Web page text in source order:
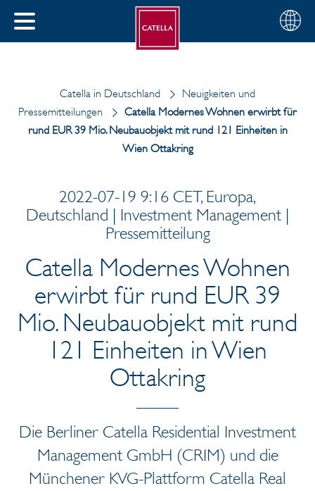
SCHLIESSEN
Wählen
Sie
Deutsch
Catella in Deutschland
Neuigkeiten und
Pressemitteilungen
Catella Modernes Wohnen erwirbt für
rund EUR 39 Mio. Neubauobjekt mit rund 121 Einheiten in
Wien Ottakring
2022-07-19 9:16 CET, Europa,
Deutschland | Investment Management |
Pressemitteilung
Catella Modernes Wohnen
erwirbt für rund EUR 39
Mio. Neubauobjekt mit rund
121 Einheiten in Wien
Ottakring
Die Berliner Catella Residential Investment
Management GmbH (CRIM) und die
Münchener KVG-Plattform Catella Real